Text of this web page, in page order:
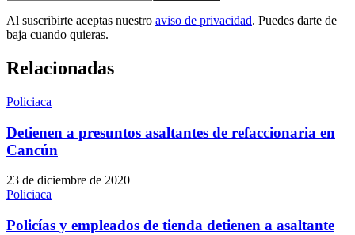
Al suscribirte aceptas nuestro aviso de privacidad. Puedes darte de
baja cuando quieras.
Relacionadas
Policiaca
Detienen a presuntos asaltantes de refaccionaria en
Cancún
23 de diciembre de 2020
Policiaca
Policías y empleados de tienda detienen a asaltante